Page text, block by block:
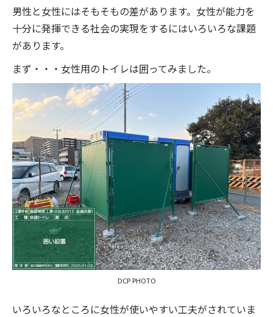
男性と女性にはそもそもの差があります。女性が能力を
十分に発揮できる社会の実現をするにはいろいろな課題
があります。
まず・・・女性用のトイレは囲ってみました。
DCP PHOTO
いろいろなところに女性が使いやすい工夫がされていま